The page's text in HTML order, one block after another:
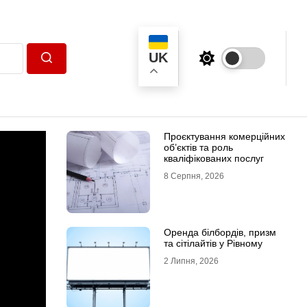
UK
Проєктування комерційних
об’єктів та роль
кваліфікованих послуг
8 Серпня, 2026
Оренда білбордів, призм
та сітілайтів у Рівному
2 Липня, 2026